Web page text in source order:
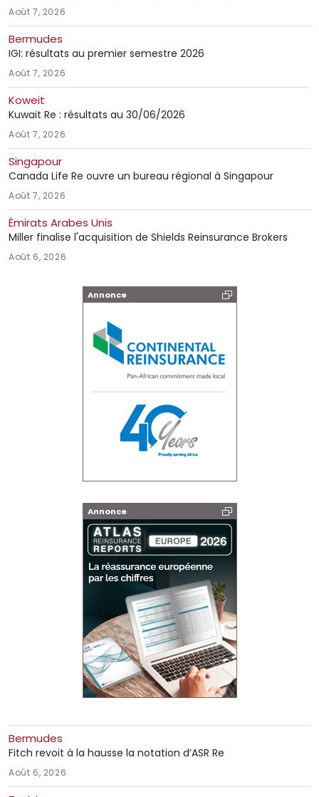
Août 7, 2026
Bermudes
IGI: résultats au premier semestre 2026
Août 7, 2026
Koweit
Kuwait Re : résultats au 30/06/2026
Août 7, 2026
Singapour
Canada Life Re ouvre un bureau régional à Singapour
Août 7, 2026
Émirats Arabes Unis
Miller finalise l'acquisition de Shields Reinsurance Brokers
Août 6, 2026
Annonce
Annonce
Bermudes
Fitch revoit à la hausse la notation d’ASR Re
Août 6, 2026